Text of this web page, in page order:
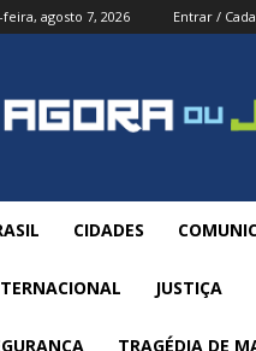
feira, agosto 7, 2026 Entrar /
CIDADES
JUSTIÇA
TRAGÉDIA DE